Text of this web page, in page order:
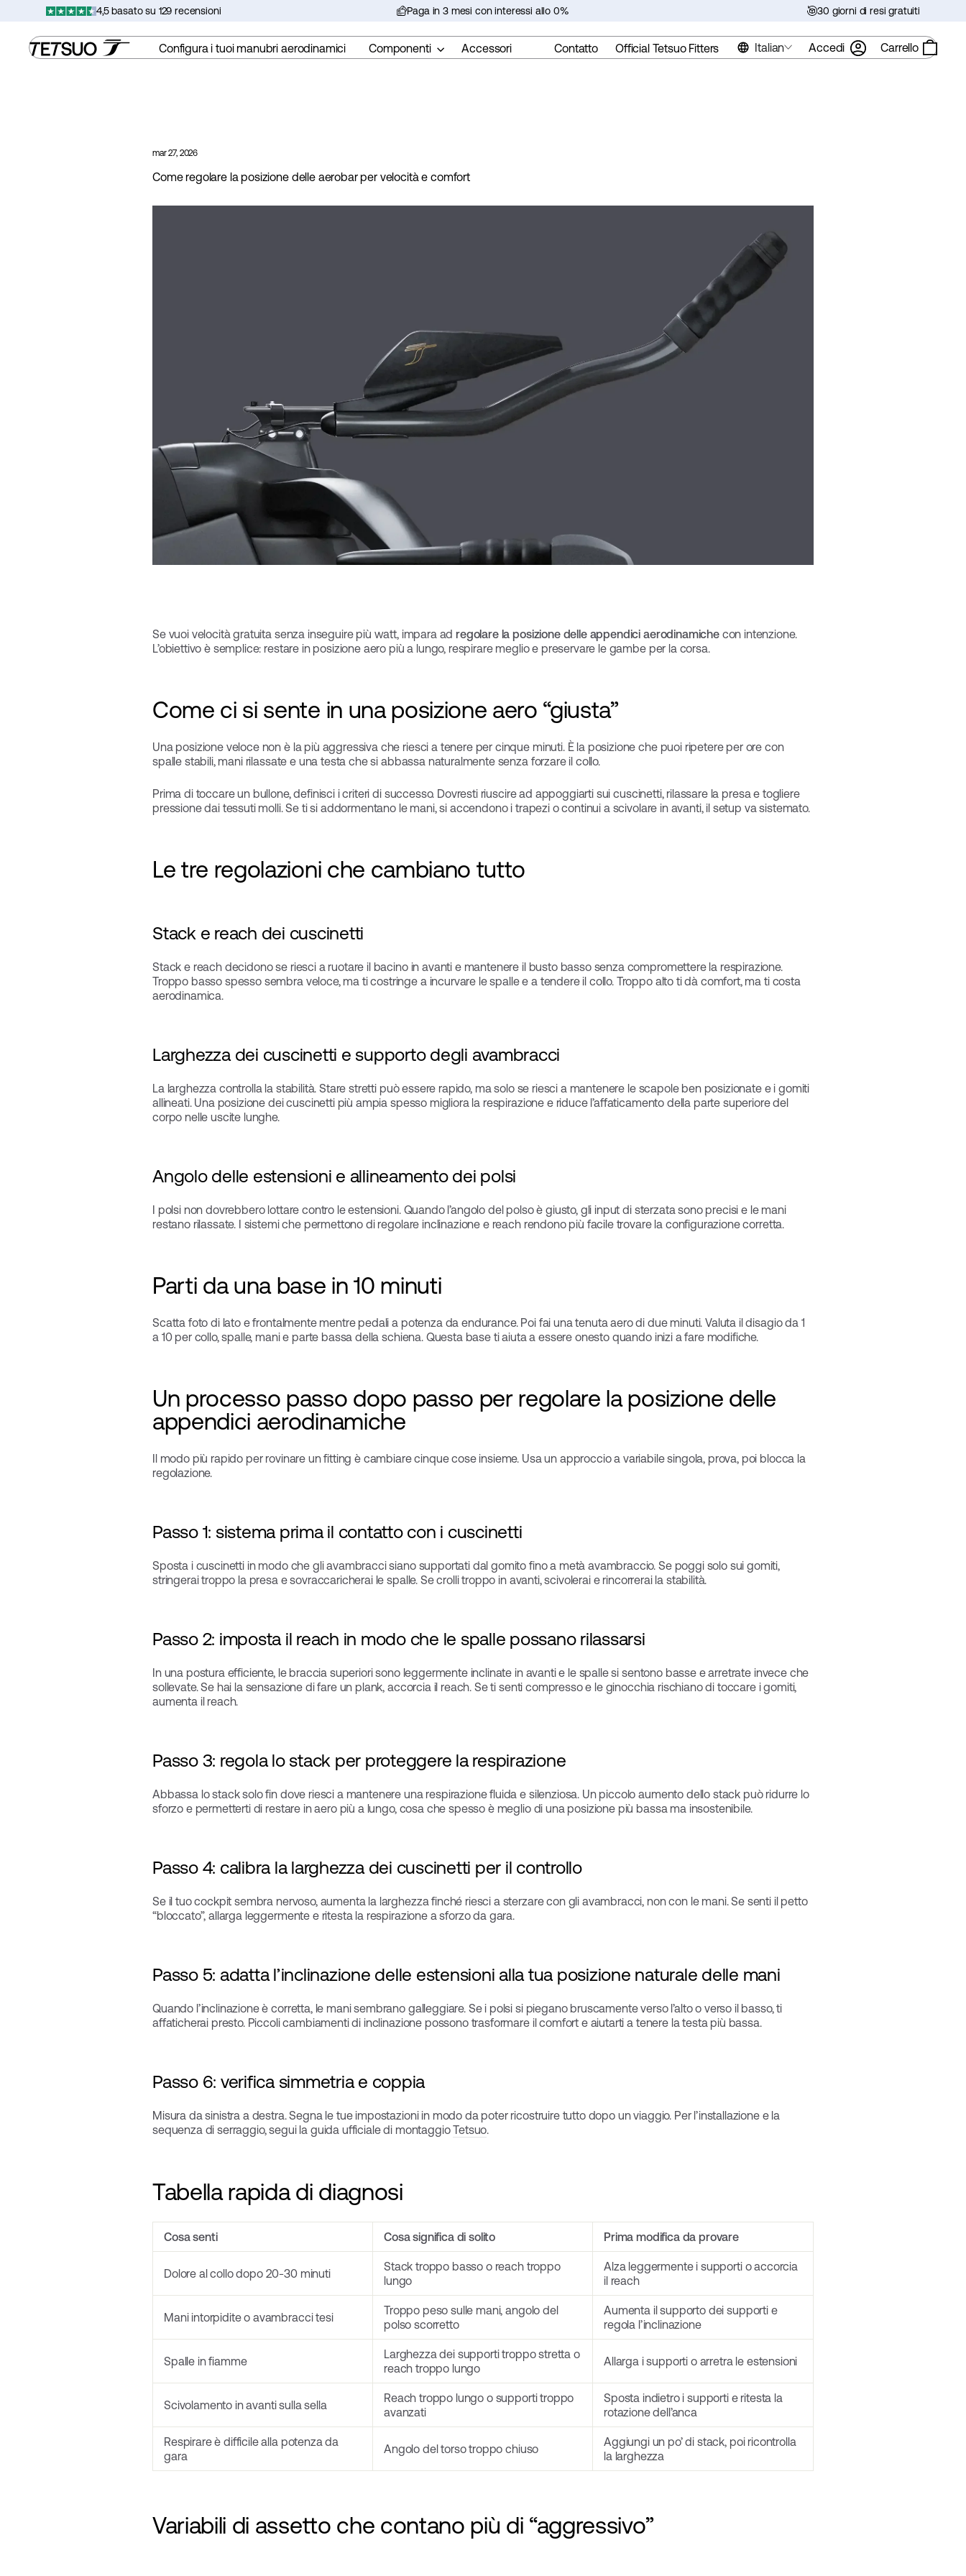
contenuto
in
pausa
4,5 basato su 129 recensioni Paga in 3 mesi con interessi allo 0% 30 giorni di resi gratuiti
Configura i tuoi manubri aerodinamici Componenti Accessori Contatto Official Tetsuo Fitters Italian Accedi Carrello
mar 27, 2026
Come regolare la posizione delle aerobar per velocità e comfort
Se vuoi velocità gratuita senza inseguire più watt, impara adregolare la posizione delle appendici aerodinamichecon intenzione.
L’obiettivo è semplice: restare in posizione aero più a lungo, respirare meglio e preservare le gambe per la corsa.
Come ci si sente in una posizione aero “giusta”
Una posizione veloce non è la più aggressiva che riesci a tenere per cinque minuti. È la posizione che puoi ripetere per ore con
spalle stabili, mani rilassate e una testa che si abbassa naturalmente senza forzare il collo.
Prima di toccare un bullone, definisci i criteri di successo. Dovresti riuscire ad appoggiarti sui cuscinetti, rilassare la presa e togliere
pressione dai tessuti molli. Se ti si addormentano le mani, si accendono i trapezi o continui a scivolare in avanti, il setup va sistemato.
Le tre regolazioni che cambiano tutto
Stack e reach dei cuscinetti
Stack e reach decidono se riesci a ruotare il bacino in avanti e mantenere il busto basso senza compromettere la respirazione.
Troppo basso spesso sembra veloce, ma ti costringe a incurvare le spalle e a tendere il collo. Troppo alto ti dà comfort, ma ti costa
aerodinamica.
Larghezza dei cuscinetti e supporto degli avambracci
La larghezza controlla la stabilità. Stare stretti può essere rapido, ma solo se riesci a mantenere le scapole ben posizionate e i gomiti
allineati. Una posizione dei cuscinetti più ampia spesso migliora la respirazione e riduce l’affaticamento della parte superiore del
corpo nelle uscite lunghe.
Angolo delle estensioni e allineamento dei polsi
I polsi non dovrebbero lottare contro le estensioni. Quando l’angolo del polso è giusto, gli input di sterzata sono precisi e le mani
restano rilassate. I sistemi che permettono di regolare inclinazione e reach rendono più facile trovare la configurazione corretta.
Parti da una base in 10 minuti
Scatta foto di lato e frontalmente mentre pedali a potenza da endurance. Poi fai una tenuta aero di due minuti. Valuta il disagio da 1
a 10 per collo, spalle, mani e parte bassa della schiena. Questa base ti aiuta a essere onesto quando inizi a fare modifiche.
Un processo passo dopo passo per regolare la posizione delle
appendici aerodinamiche
Il modo più rapido per rovinare un fitting è cambiare cinque cose insieme. Usa un approccio a variabile singola, prova, poi blocca la
regolazione.
Passo 1: sistema prima il contatto con i cuscinetti
Sposta i cuscinetti in modo che gli avambracci siano supportati dal gomito fino a metà avambraccio. Se poggi solo sui gomiti,
stringerai troppo la presa e sovraccaricherai le spalle. Se crolli troppo in avanti, scivolerai e rincorrerai la stabilità.
Passo 2: imposta il reach in modo che le spalle possano rilassarsi
In una postura efficiente, le braccia superiori sono leggermente inclinate in avanti e le spalle si sentono basse e arretrate invece che
sollevate. Se hai la sensazione di fare un plank, accorcia il reach. Se ti senti compresso e le ginocchia rischiano di toccare i gomiti,
aumenta il reach.
Passo 3: regola lo stack per proteggere la respirazione
Abbassa lo stack solo fin dove riesci a mantenere una respirazione fluida e silenziosa. Un piccolo aumento dello stack può ridurre lo
sforzo e permetterti di restare in aero più a lungo, cosa che spesso è meglio di una posizione più bassa ma insostenibile.
Passo 4: calibra la larghezza dei cuscinetti per il controllo
Se il tuo cockpit sembra nervoso, aumenta la larghezza finché riesci a sterzare con gli avambracci, non con le mani. Se senti il petto
“bloccato”, allarga leggermente e ritesta la respirazione a sforzo da gara.
Passo 5: adatta l’inclinazione delle estensioni alla tua posizione naturale delle mani
Quando l’inclinazione è corretta, le mani sembrano galleggiare. Se i polsi si piegano bruscamente verso l’alto o verso il basso, ti
affaticherai presto. Piccoli cambiamenti di inclinazione possono trasformare il comfort e aiutarti a tenere la testa più bassa.
Passo 6: verifica simmetria e coppia
Misura da sinistra a destra. Segna le tue impostazioni in modo da poter ricostruire tutto dopo un viaggio. Per l’installazione e la
sequenza di serraggio, segui la guida ufficiale di montaggioTetsuo.
Tabella rapida di diagnosi
Cosa senti Cosa significa di solito Prima modifica da provare
Dolore al collo dopo 20-30 minuti
Stack troppo basso o reach troppo
lungo
Alza leggermente i supporti o accorcia
il reach
Mani intorpidite o avambracci tesi
Troppo peso sulle mani, angolo del
polso scorretto
Aumenta il supporto dei supporti e
regola l’inclinazione
Spalle in fiamme
Larghezza dei supporti troppo stretta o
reach troppo lungo
Allarga i supporti o arretra le estensioni
Scivolamento in avanti sulla sella
Reach troppo lungo o supporti troppo
avanzati
Sposta indietro i supporti e ritesta la
rotazione dell’anca
Respirare è difficile alla potenza da
gara
Angolo del torso troppo chiuso
Aggiungi un po’ di stack, poi ricontrolla
la larghezza
Variabili di assetto che contano più di “aggressivo”